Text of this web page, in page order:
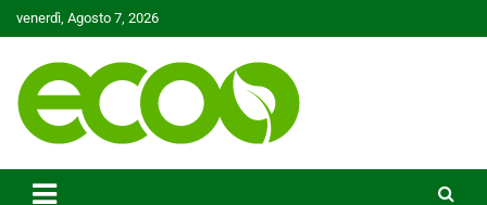
to
venerdì, Agosto 7, 2026
Ecoo.it